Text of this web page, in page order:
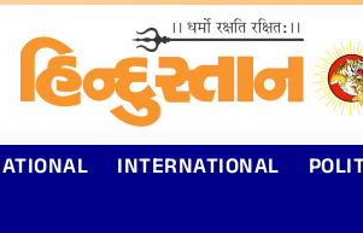
INTERNATIONAL